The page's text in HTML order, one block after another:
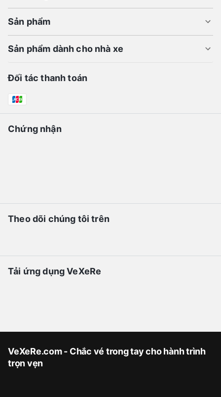
Sản phẩm
Sản phẩm dành cho nhà xe
Đối tác thanh toán
Chứng nhận
Theo dõi chúng tôi trên
Tải ứng dụng VeXeRe
VeXeRe.com - Chắc vé trong tay cho hành trình
trọn vẹn